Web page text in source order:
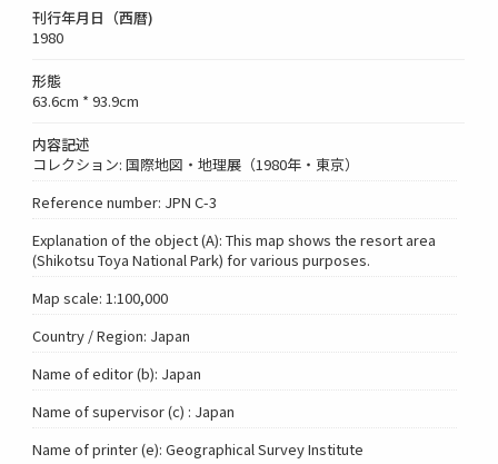
刊行年月日（西暦)
1980
形態
63.6cm * 93.9cm
内容記述
コレクション: 国際地図・地理展（1980年・東京）
Reference number: JPN C-3
Explanation of the object (A): This map shows the resort area
(Shikotsu Toya National Park) for various purposes.
Map scale: 1:100,000
Country / Region: Japan
Name of editor (b): Japan
Name of supervisor (c) : Japan
Name of printer (e): Geographical Survey Institute